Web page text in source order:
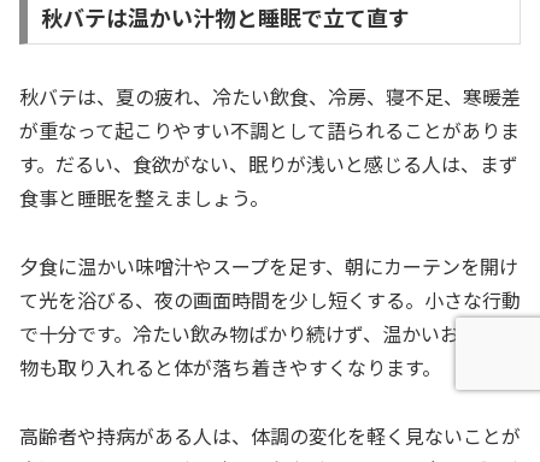
秋バテは温かい汁物と睡眠で立て直す
秋バテは、夏の疲れ、冷たい飲食、冷房、寝不足、寒暖差
が重なって起こりやすい不調として語られることがありま
す。だるい、食欲がない、眠りが浅いと感じる人は、まず
食事と睡眠を整えましょう。
夕食に温かい味噌汁やスープを足す、朝にカーテンを開け
て光を浴びる、夜の画面時間を少し短くする。小さな行動
で十分です。冷たい飲み物ばかり続けず、温かいお茶や汁
物も取り入れると体が落ち着きやすくなります。
高齢者や持病がある人は、体調の変化を軽く見ないことが